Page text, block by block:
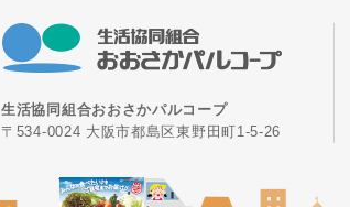
生活協同組合おおさかパルコープ
〒534-0024 大阪市都島区東野田町1-5-26